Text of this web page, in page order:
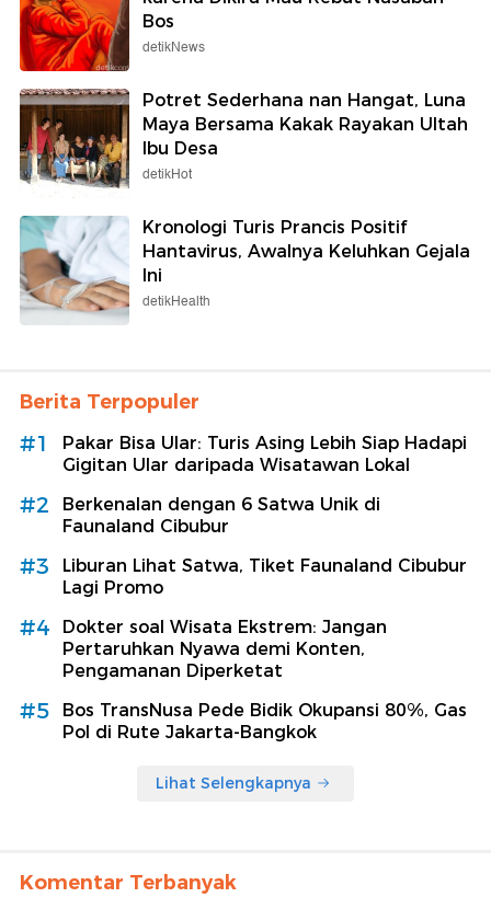
Bos
detikNews
Potret Sederhana nan Hangat, Luna
Maya Bersama Kakak Rayakan Ultah
Ibu Desa
detikHot
Kronologi Turis Prancis Positif
Hantavirus, Awalnya Keluhkan Gejala
Ini
detikHealth
Berita Terpopuler
#1
Pakar Bisa Ular: Turis Asing Lebih Siap Hadapi
Gigitan Ular daripada Wisatawan Lokal
#2
Berkenalan dengan 6 Satwa Unik di
Faunaland Cibubur
#3
Liburan Lihat Satwa, Tiket Faunaland Cibubur
Lagi Promo
#4
Dokter soal Wisata Ekstrem: Jangan
Pertaruhkan Nyawa demi Konten,
Pengamanan Diperketat
#5
Bos TransNusa Pede Bidik Okupansi 80%, Gas
Pol di Rute Jakarta-Bangkok
Lihat Selengkapnya
Komentar Terbanyak